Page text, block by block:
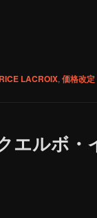
LACROIX, 価格改定
エルボ・